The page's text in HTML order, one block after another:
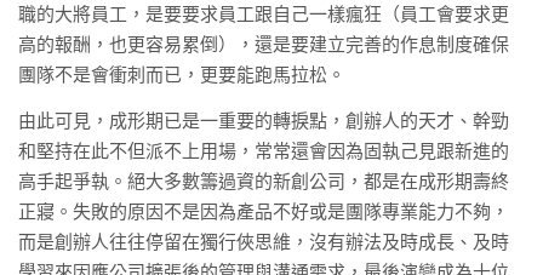
職的大將員工，是要要求員工跟自己一樣瘋狂（員工會要求更
高的報酬，也更容易累倒），還是要建立完善的作息制度確保
團隊不是會衝刺而已，更要能跑馬拉松。
由此可見，成形期已是一重要的轉捩點，創辦人的天才、幹勁
和堅持在此不但派不上用場，常常還會因為固執己見跟新進的
高手起爭執。絕大多數籌過資的新創公司，都是在成形期壽終
正寢。失敗的原因不是因為產品不好或是團隊專業能力不夠，
而是創辦人往往停留在獨行俠思維，沒有辦法及時成長、及時